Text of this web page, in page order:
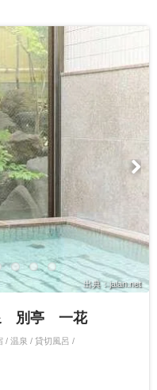
出典：jalan.net
別亭 一花
/ 温泉 / 貸切風呂 /